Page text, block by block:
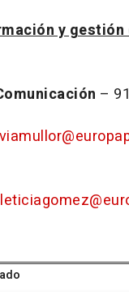
y gestión
–